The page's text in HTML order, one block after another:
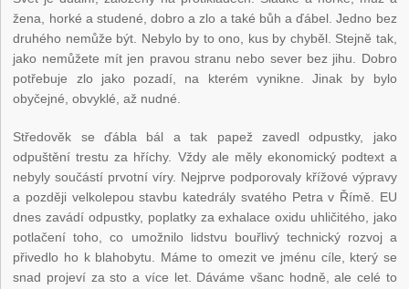
žena, horké a studené, dobro a zlo a také bůh a ďábel. Jedno bez
druhého nemůže být. Nebylo by to ono, kus by chyběl. Stejně tak,
jako nemůžete mít jen pravou stranu nebo sever bez jihu. Dobro
potřebuje zlo jako pozadí, na kterém vynikne. Jinak by bylo
obyčejné, obvyklé, až nudné.
Středověk se ďábla bál a tak papež zavedl odpustky, jako
odpuštění trestu za hříchy. Vždy ale měly ekonomický podtext a
nebyly součástí prvotní víry. Nejprve podporovaly křížové výpravy
a později velkolepou stavbu katedrály svatého Petra v Římě. EU
dnes zavádí odpustky, poplatky za exhalace oxidu uhličitého, jako
potlačení toho, co umožnilo lidstvu bouřlivý technický rozvoj a
přivedlo ho k blahobytu. Máme to omezit ve jménu cíle, který se
snad projeví za sto a více let. Dáváme všanc hodně, ale celé to